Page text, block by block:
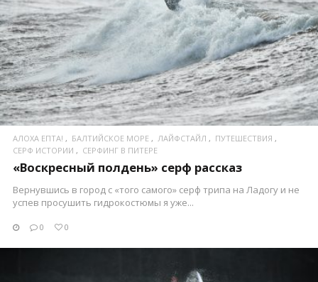
ПОСМОТРЕТЬ
АЛОХА ЕПТА! БАЛТИЙСКОЕ МОРЕ ЛАЙФСТАЙЛ
ПУТЕШЕСТВИЯ
СЕРФ ИСТОРИИ
СЕРФИНГ В ПИТЕРЕ
«Воскресный полдень» серф рассказ
Вернувшись в город с «того самого» серф трипа на Ладогу и не
успев просушить гидрокостюмы я уже...
0 0